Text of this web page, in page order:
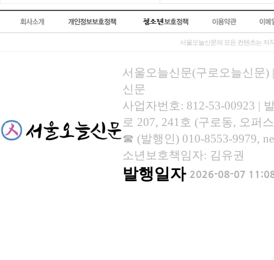
서울오늘신문의 모든 컨텐츠는 저
서울오늘신문(구로오늘신문)
신문
사업자번호: 812-53-00923 |
로 207, 241호 (구로동, 오퍼
☎ (발행인) 010-8553-9979,
소년보호책임자: 김유권
발행일자